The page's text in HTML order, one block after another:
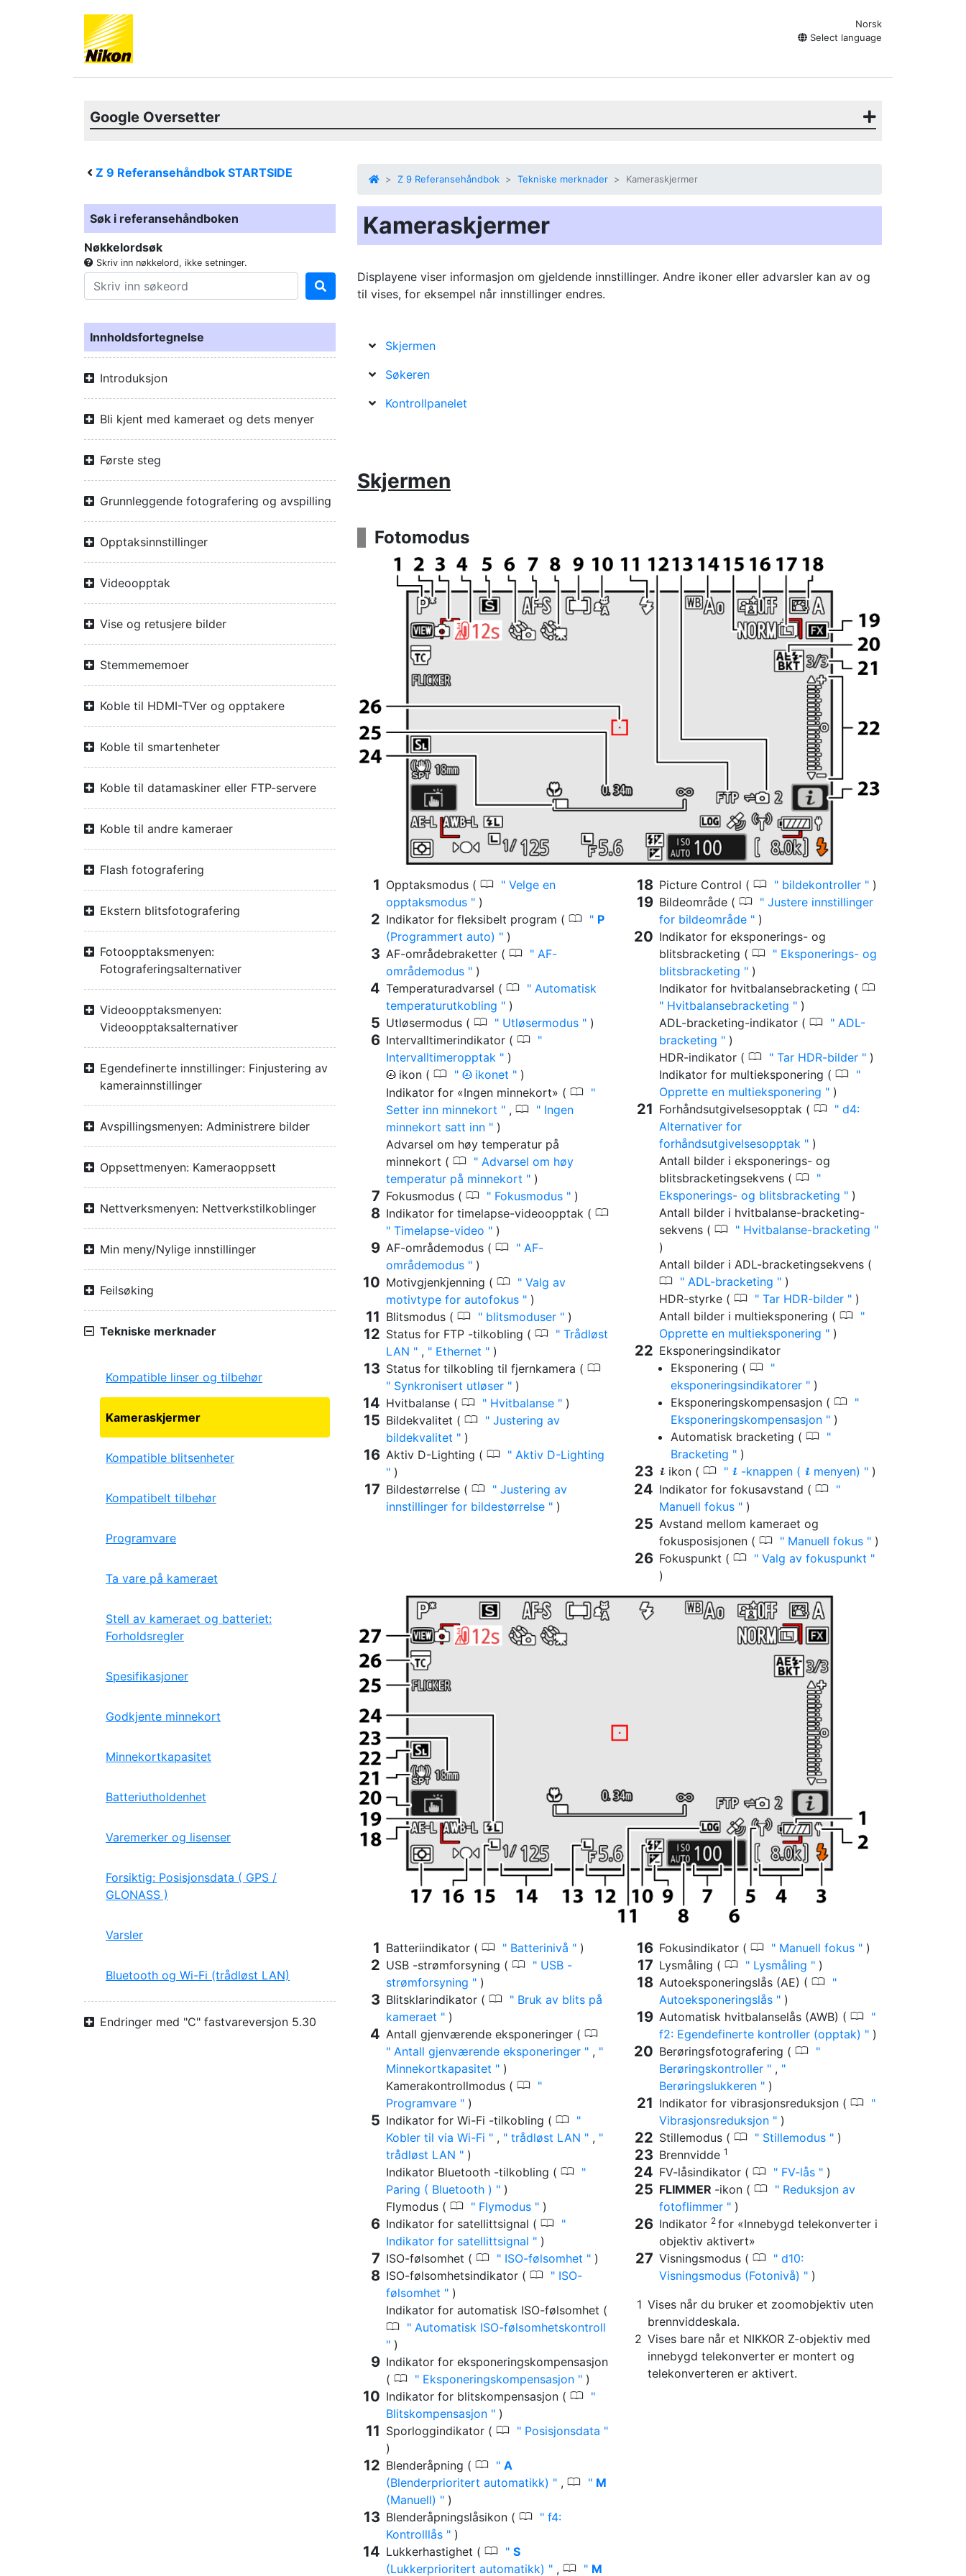
Norsk
Select language
Google Oversetter
Z 9 Referansehåndbok STARTSIDE
Søk i referansehåndboken
Nøkkelordsøk
Skriv inn nøkkelord, ikke setninger.
Innholdsfortegnelse
Introduksjon
Bli kjent med kameraet og dets menyer
Første steg
Grunnleggende fotografering og avspilling
Opptaksinnstillinger
Videoopptak
Vise og retusjere bilder
Stemmememoer
Koble til HDMI-TVer og opptakere
Koble til smartenheter
Koble til datamaskiner eller FTP-servere
Koble til andre kameraer
Flash fotografering
Ekstern blitsfotografering
Fotoopptaksmenyen:
Fotograferingsalternativer
Videoopptaksmenyen:
Videoopptaksalternativer
Egendefinerte innstillinger: Finjustering av
kamerainnstillinger
Avspillingsmenyen: Administrere bilder
Oppsettmenyen: Kameraoppsett
Nettverksmenyen: Nettverkstilkoblinger
Min meny/Nylige innstillinger
Feilsøking
Tekniske merknader
Kompatible linser og tilbehør
Kameraskjermer
Kompatible blitsenheter
Kompatibelt tilbehør
Programvare
Ta vare på kameraet
Stell av kameraet og batteriet:
Forholdsregler
Spesifikasjoner
Godkjente minnekort
Minnekortkapasitet
Batteriutholdenhet
Varemerker og lisenser
Forsiktig: Posisjonsdata ( GPS /
GLONASS )
Varsler
Bluetooth og Wi-Fi (trådløst LAN)
Endringer med "C" fastvareversjon 5.30
Z 9 Referansehåndbok Tekniske merknader Kameraskjermer
Kameraskjermer
Displayene viser informasjon om gjeldende innstillinger. Andre ikoner eller advarsler kan av og
til vises, for eksempel når innstillinger endres.
Skjermen
Søkeren
Kontrollpanelet
Skjermen
Fotomodus
Opptaksmodus ( 0
Velge en
opptaksmodus
)
Indikator for fleksibelt program ( 0
P
(Programmert auto)
)
AF-områdebraketter ( 0
AF-
områdemodus
)
Temperaturadvarsel ( 0
Automatisk
temperaturutkobling
)
Utløsermodus ( 0 Utløsermodus
)
Intervalltimerindikator ( 0
Intervalltimeropptak )
t ikon ( 0 t ikonet
)
Indikator for «Ingen minnekort» ( 0
Setter inn minnekort , 0
Ingen
minnekort satt inn
)
Advarsel om høy temperatur på
minnekort ( 0
Advarsel om høy
temperatur på minnekort
)
Fokusmodus ( 0 Fokusmodus
)
Indikator for timelapse-videoopptak ( 0
Timelapse-video
)
AF-områdemodus ( 0
AF-
områdemodus
)
Motivgjenkjenning ( 0
Valg av
motivtype for autofokus
)
Blitsmodus ( 0 blitsmoduser
)
Status for FTP -tilkobling ( 0
Trådløst
LAN
, Ethernet
)
Status for tilkobling til fjernkamera ( 0
Synkronisert utløser
)
Hvitbalanse ( 0 Hvitbalanse
)
Bildekvalitet ( 0
Justering av
bildekvalitet
)
Aktiv D-Lighting ( 0
Aktiv D-Lighting
)
Bildestørrelse ( 0
Justering av
innstillinger for bildestørrelse
)
Picture Control ( 0 bildekontroller
)
Bildeområde ( 0
Justere innstillinger
for bildeområde
)
Indikator for eksponerings- og
blitsbracketing ( 0
Eksponerings- og
blitsbracketing
)
Indikator for hvitbalansebracketing ( 0
Hvitbalansebracketing
)
ADL-bracketing-indikator ( 0
ADL-
bracketing
)
HDR-indikator ( 0 Tar HDR-bilder
)
Indikator for multieksponering ( 0
Opprette en multieksponering
)
Forhåndsutgivelsesopptak ( 0
d4:
Alternativer for
forhåndsutgivelsesopptak
)
Antall bilder i eksponerings- og
blitsbracketingsekvens ( 0
Eksponerings- og blitsbracketing
)
Antall bilder i hvitbalanse-bracketing-
sekvens ( 0
Hvitbalanse-bracketing
)
Antall bilder i ADL-bracketingsekvens (
0 ADL-bracketing
)
HDR-styrke ( 0 Tar HDR-bilder
)
Antall bilder i multieksponering ( 0
Opprette en multieksponering
)
Eksponeringsindikator
Eksponering ( 0
eksponeringsindikatorer
)
Eksponeringskompensasjon ( 0
Eksponeringskompensasjon
)
Automatisk bracketing ( 0
Bracketing )
i ikon ( 0 i -knappen ( i menyen)
)
Indikator for fokusavstand ( 0
Manuell fokus
)
Avstand mellom kameraet og
fokusposisjonen ( 0 Manuell fokus
)
Fokuspunkt ( 0
Valg av fokuspunkt
)
Batteriindikator ( 0 Batterinivå
)
USB -strømforsyning ( 0
USB -
strømforsyning
)
Blitsklarindikator ( 0
Bruk av blits på
kameraet
)
Antall gjenværende eksponeringer ( 0
Antall gjenværende eksponeringer
,
Minnekortkapasitet
)
Kamerakontrollmodus ( 0
Programvare
)
Indikator for Wi-Fi -tilkobling ( 0
Kobler til via Wi-Fi , trådløst LAN
,
trådløst LAN
)
Indikator Bluetooth -tilkobling ( 0
Paring ( Bluetooth )
)
Flymodus ( 0 Flymodus
)
Indikator for satellittsignal ( 0
Indikator for satellittsignal
)
ISO-følsomhet ( 0 ISO-følsomhet
)
ISO-følsomhetsindikator ( 0
ISO-
følsomhet
)
Indikator for automatisk ISO-følsomhet (
0
Automatisk ISO-følsomhetskontroll
)
Indikator for eksponeringskompensasjon
( 0 Eksponeringskompensasjon
)
Indikator for blitskompensasjon ( 0
Blitskompensasjon
)
Sporloggindikator ( 0
Posisjonsdata
)
Blenderåpning ( 0
A
(Blenderprioritert automatikk)
, 0
M
(Manuell)
)
Blenderåpningslåsikon ( 0
f4:
Kontrolllås
)
Lukkerhastighet ( 0
S
(Lukkerprioritert automatikk)
, 0 M
Fokusindikator ( 0 Manuell fokus
)
Lysmåling ( 0 Lysmåling
)
Autoeksponeringslås (AE) ( 0
Autoeksponeringslås
)
Automatisk hvitbalanselås (AWB) ( 0
f2: Egendefinerte kontroller (opptak)
)
Berøringsfotografering ( 0
Berøringskontroller
,
Berøringslukkeren
)
Indikator for vibrasjonsreduksjon ( 0
Vibrasjonsreduksjon
)
Stillemodus ( 0 Stillemodus
)
Brennvidde 1
FV-låsindikator ( 0 FV-lås
)
FLIMMER -ikon ( 0
Reduksjon av
fotoflimmer
)
Indikator 2 for «Innebygd telekonverter i
objektiv aktivert»
Visningsmodus ( 0
d10:
Visningsmodus (Fotonivå)
)
Vises når du bruker et zoomobjektiv uten
brennviddeskala.
Vises bare når et NIKKOR Z-objektiv med
innebygd telekonverter er montert og
telekonverteren er aktivert.